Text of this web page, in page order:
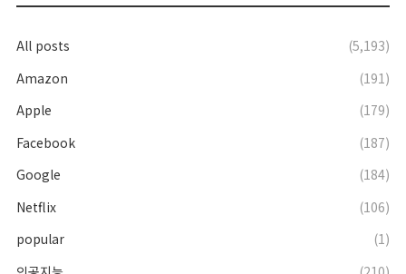
All posts
(5,193)
Amazon
(191)
Apple
(179)
Facebook
(187)
Google
(184)
Netflix
(106)
popular
(1)